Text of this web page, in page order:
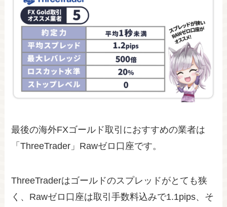
最後の海外FXゴールド取引におすすめの業者は
「ThreeTrader」Rawゼロ口座です。
ThreeTraderはゴールドのスプレッドがとても狭
く、Rawゼロ口座は取引手数料込みで1.1pips、そ